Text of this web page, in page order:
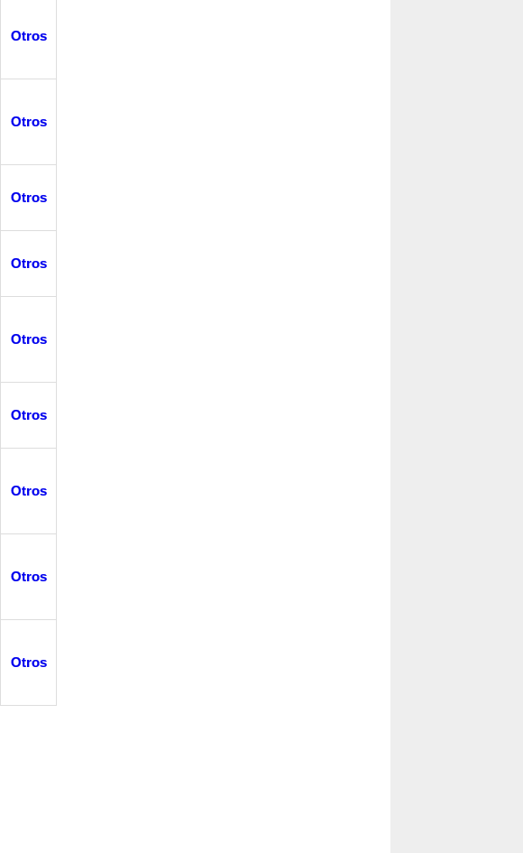
Otros
Otros
Otros
Otros
Otros
Otros
Otros
Otros
Otros